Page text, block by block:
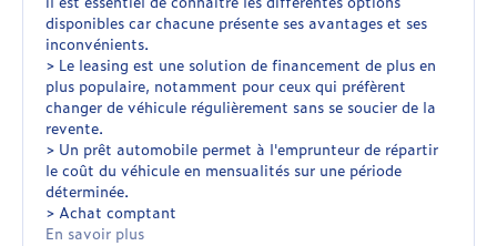
disponibles car chacune présente ses avantages et ses
inconvénients.
> Le leasing est une solution de financement de plus en
plus populaire, notamment pour ceux qui préfèrent
changer de véhicule régulièrement sans se soucier de la
revente.
> Un prêt automobile permet à l'emprunteur de répartir
le coût du véhicule en mensualités sur une période
déterminée.
> Achat comptant
En savoir plus